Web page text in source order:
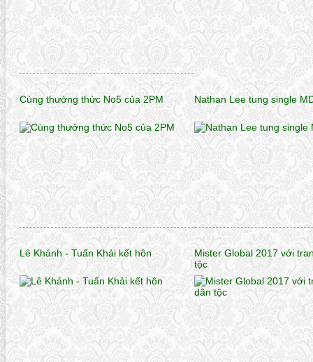
Cùng thưởng thức No5 của 2PM Nathan Lee tung single
Lê Khánh - Tuấn Khải kết hôn
Mister Global 2017 với
tộc